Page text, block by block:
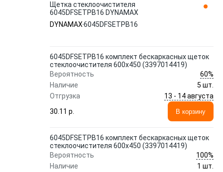
Щетка стеклоочистителя
6045DFSETPB16 DYNAMAX
DYNAMAX6045DFSETPB16
6045DFSETPB16 комплект бескаркасных щеток
стеклоочистителя 600x450 (3397014419)
Вероятность
60%
Наличие
5 шт.
Отгрузка
13 - 14 августа
30.11 p.
В корзину
6045DFSETPB16 комплект бескаркасных щеток
стеклоочистителя 600x450 (3397014419)
Вероятность
100%
Наличие
1 шт.